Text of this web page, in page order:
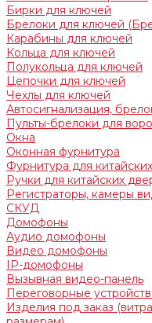
Бирки для ключей
Брелоки для ключей
Карабины для ключей
Кольца для ключей
Полукольца для ключей
Цепочки для ключей
Чехлы для ключей
Автосигнализация,
Пульты-брелоки для
Окна
Оконная фурнитура
Фурнитура для
Ручки для китайских
Регистраторы, камеры
СКУД
Домофоны
Аудио домофоны
Видео домофоны
IP-домофоны
Вызывная видео-панель
Переговорные
Изделия под заказ